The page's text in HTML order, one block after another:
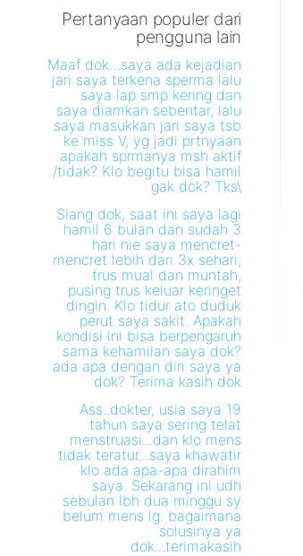
Pertanyaan populer dari
pengguna lain
Maaf dok…saya ada kejadian
jari saya terkena sperma lalu
saya lap smp kering dan
saya diamkan sebentar, lalu
saya masukkan jari saya tsb
ke miss V, yg jadi prtnyaan
apakah sprmanya msh aktif
/tidak? Klo begitu bisa hamil
gak dok? Tks\
Siang dok, saat ini saya lagi
hamil 6 bulan dan sudah 3
hari nie saya mencret-
mencret lebih dari 3x sehari,
trus mual dan muntah,
pusing trus keluar keringet
dingin. Klo tidur ato duduk
perut saya sakit. Apakah
kondisi ini bisa berpengaruh
sama kehamilan saya dok?
ada apa dengan diri saya ya
dok? Terima kasih dok
Ass..dokter, usia saya 19
tahun saya sering telat
menstruasi...dan klo mens
tidak teratur...saya khawatir
klo ada apa-apa dirahim
saya. Sekarang ini udh
sebulan lbh dua minggu sy
belum mens lg. bagaimana
solusinya ya
dok...terimakasih